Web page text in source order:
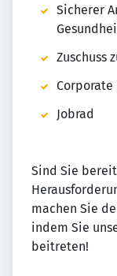
Sicherer
Zuschuss
Corporate
Jobrad
Sind Sie
machen Sie
indem Sie
beitreten!